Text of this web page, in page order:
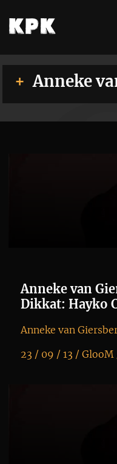
Anneke
Anneke van
Dikkat: Hayko
Anneke van
23 / 09 / 13 / GlooM